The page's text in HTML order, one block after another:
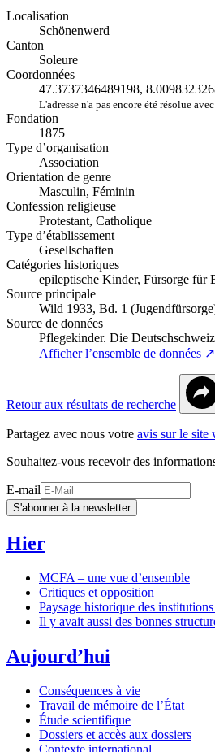
Localisation
Schönenwerd
Canton
Soleure
Coordonnées
47.3737346489198,
L'adresse n'a pas encore été résolue
Fondation
1875
Type d’organisation
Association
Orientation de genre
Masculin, Féminin
Confession religieuse
Protestant, Catholique
Type d’établissement
Gesellschaften
Catégories historiques
epileptische Kinder, Fürsorge für
Source principale
Wild 1933, Bd. 1
Source de données
Pflegekinder. Die
Afficher l’ensemble de données ↗
Retour aux résultats de recherche
Partagez avec nous votre avis sur le site
Souhaitez-vous recevoir des
E-mail
S'abonner à la newsletter
Hier
MCFA – une vue d’ensemble
Critiques et opposition
Paysage historique des
Il y avait aussi des bonnes
Aujourd’hui
Conséquences à vie
Travail de mémoire de l’État
Étude scientifique
Dossiers et accès aux dossiers
Contexte international